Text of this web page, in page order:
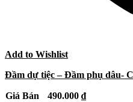
Add to Wishlist
Đầm dự tiệc – Đầm phụ dâu-
Giá Bán 490.000 ₫